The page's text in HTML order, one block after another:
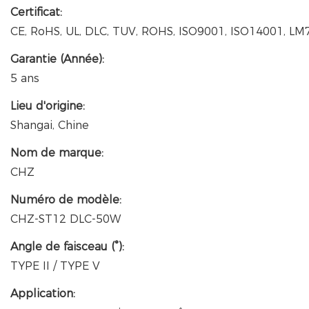
Certificat:
CE, RoHS, UL, DLC, TUV, ROHS, ISO9001, ISO14001,
Garantie (Année):
5 ans
Lieu d'origine:
Shangai, Chine
Nom de marque:
CHZ
Numéro de modèle:
CHZ-ST12 DLC-50W
Angle de faisceau (°):
TYPE II / TYPE V
Application: